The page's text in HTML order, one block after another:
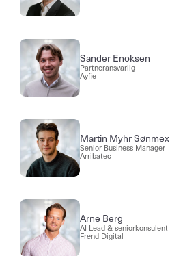
Sander Enoksen
Partneransvarlig
Ayfie
Martin Myhr Sønmex
Senior Business Manager
Arribatec
Arne Berg
AI Lead & seniorkonsulent
Frend Digital